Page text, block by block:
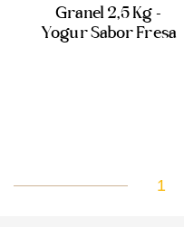
Granel 2,5 Kg -
Yogur Sabor Fresa
1